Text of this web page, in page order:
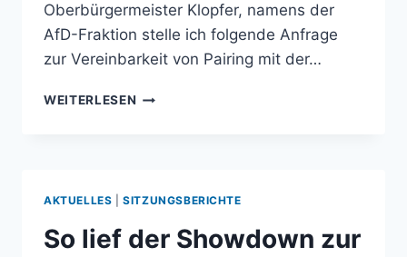
Oberbürgermeister Klopfer, namens der
AfD-Fraktion stelle ich folgende Anfrage
zur Vereinbarkeit von Pairing mit der…
WEITERLESEN ANFRAGE
DER
GEMEINDEORDNUNG
AKTUELLES |SITZUNGSBERICHTE
So lief der Showdown zur